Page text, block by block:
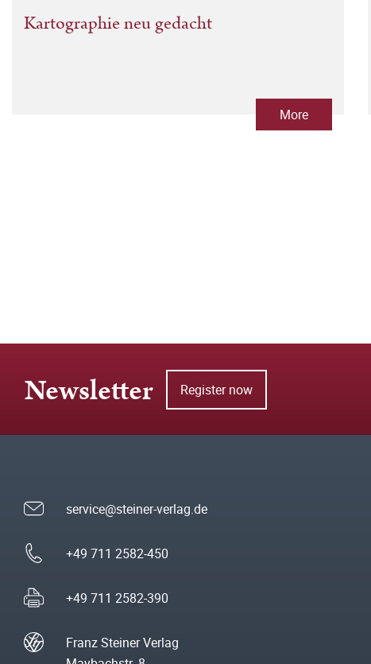
Kartographie neu gedacht
More
Newsletter Register now
service@steiner-verlag.de
+49 711 2582-450
+49 711 2582-390
Franz Steiner Verlag